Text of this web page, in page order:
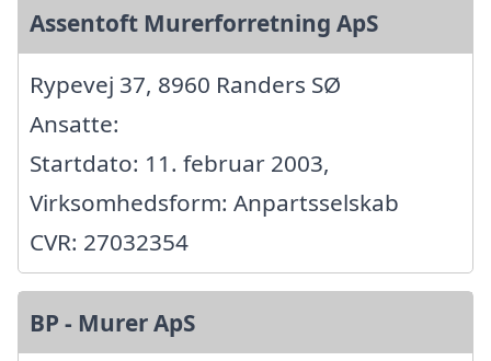
Assentoft Murerforretning ApS
Rypevej 37, 8960 Randers SØ
Ansatte:
Startdato: 11. februar 2003,
Virksomhedsform: Anpartsselskab
CVR: 27032354
BP - Murer ApS